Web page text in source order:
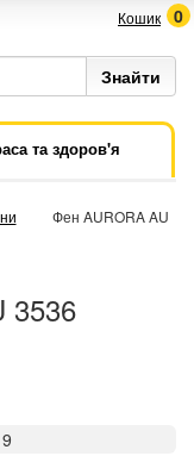
Кошик 0
та здоров'я
Фен AURORA AU
3536